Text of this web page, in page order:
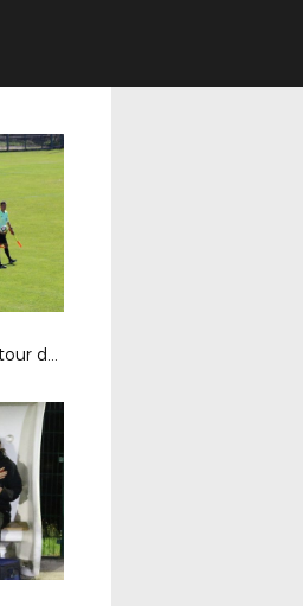
Endoume - Aubagne (1-0, 5ème tour de Coupe de France)